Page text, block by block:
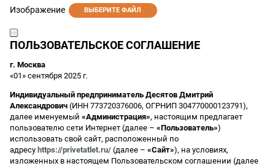
Изображение ВЫБЕРИТЕ ФАЙЛ
ПОЛЬЗОВАТЕЛЬСКОЕ СОГЛАШЕНИЕ
г. Москва
«01» сентября 2025 г.
Индивидуальный предприниматель Десятов Дмитрий
Александрович (ИНН 773720376006, ОГРНИП 304770000123791),
далее именуемый «Администрация», настоящим предлагает
пользователю сети Интернет (далее – «Пользователь»)
использовать свой сайт, расположенный по
адресу https://privetatlet.ru/ (далее – «Сайт»), на условиях,
изложенных в настоящем Пользовательском соглашении (далее